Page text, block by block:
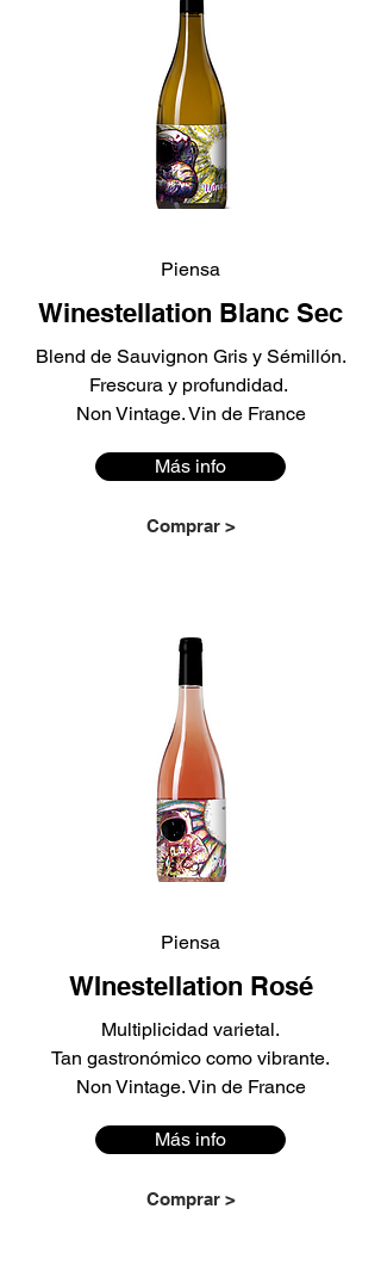
Piensa
Winestellation Blanc Sec
Blend de Sauvignon Gris y Sémillón.
Frescura y profundidad.
Non Vintage. Vin de France
Más info
Comprar >
Piensa
WInestellation Rosé
Multiplicidad varietal.
Tan gastronómico como vibrante.
Non Vintage. Vin de France
Más info
Comprar >